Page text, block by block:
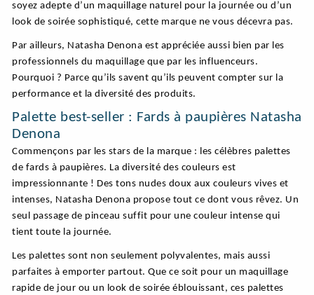
soyez adepte d’un maquillage naturel pour la journée ou d’un
look de soirée sophistiqué, cette marque ne vous décevra pas.
Par ailleurs, Natasha Denona est appréciée aussi bien par les
professionnels du maquillage que par les influenceurs.
Pourquoi ? Parce qu’ils savent qu’ils peuvent compter sur la
performance et la diversité des produits.
Palette best-seller : Fards à paupières Natasha
Denona
Commençons par les stars de la marque : les célèbres palettes
de fards à paupières. La diversité des couleurs est
impressionnante ! Des tons nudes doux aux couleurs vives et
intenses, Natasha Denona propose tout ce dont vous rêvez. Un
seul passage de pinceau suffit pour une couleur intense qui
tient toute la journée.
Les palettes sont non seulement polyvalentes, mais aussi
parfaites à emporter partout. Que ce soit pour un maquillage
rapide de jour ou un look de soirée éblouissant, ces palettes